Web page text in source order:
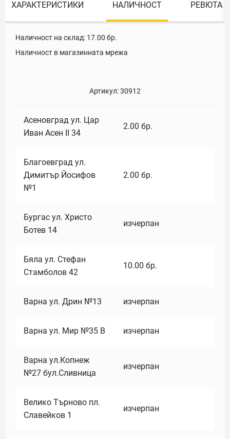
ХАРАКТЕРИСТИКИ НАЛИЧНОСТ РЕВЮТА
Наличност на склад: 17.00 бр.
Наличност в магазинната мрежа
Артикул:30912
Асеновград ул. Цар
Иван Асен II 34
2.00 бр.
Благоевград ул.
Димитър Йосифов
№1
2.00 бр.
Бургас ул. Христо
Ботев 14
изчерпан
Бяла ул. Стефан
Стамболов 42
10.00 бр.
Варна ул. Дрин №13 изчерпан
Варна ул. Мир №35 В изчерпан
Варна ул.Копнеж
№27 бул.Сливница
изчерпан
Велико Търново пл.
Славейков 1
изчерпан